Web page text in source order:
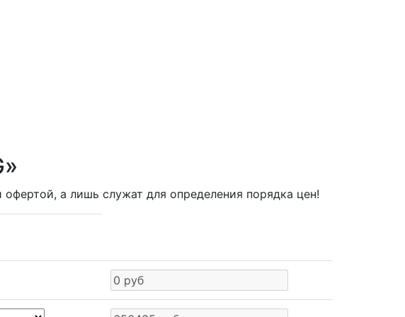
офертой, а лишь служат для определения порядка цен!